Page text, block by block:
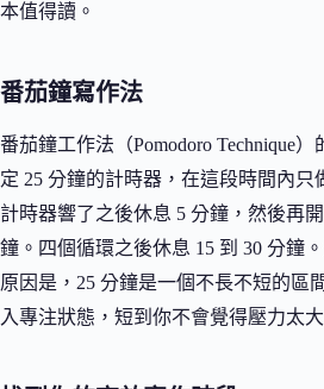
本值得讀。
番茄鐘寫作法
番茄鐘工作法（Pomodoro Technique
定 25 分鐘的計時器，在這段時間內只
計時器響了之後休息 5 分鐘，然後再
鐘。四個循環之後休息 15 到 30 分鐘
原因是，25 分鐘是一個不長不短的區
入專注狀態，短到你不會覺得壓力太大